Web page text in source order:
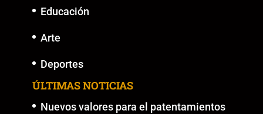
Educación
Arte
Deportes
ÚLTIMAS NOTICIAS
Nuevos valores para el patentamientos